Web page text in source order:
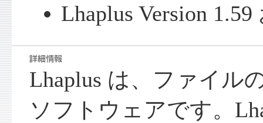
Lhaplus Version
Lhaplus は、ファイル
ソフトウェアです。